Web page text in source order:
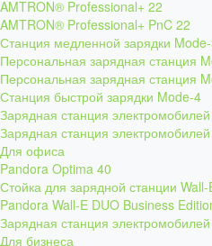
AMTRON® Professional+ 22
AMTRON® Professional+ PnC 22
Станция медленной зарядки
Персональная зарядная станция
Персональная зарядная станция
Станция быстрой зарядки Mode-4
Зарядная станция
Зарядная станция
Для офиса
Pandora Optima 40
Стойка для зарядной станции Wall-
Pandora Wall-E DUO Business
Зарядная станция
Для бизнеса